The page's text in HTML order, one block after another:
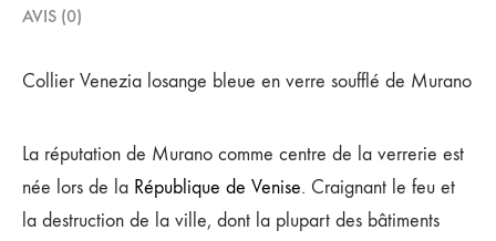
AVIS (0)
Collier Venezia losange bleue en verre soufflé de Murano
La réputation de Murano comme centre de la verrerie est
née lors de la République de Venise. Craignant le feu et
la destruction de la ville, dont la plupart des bâtiments